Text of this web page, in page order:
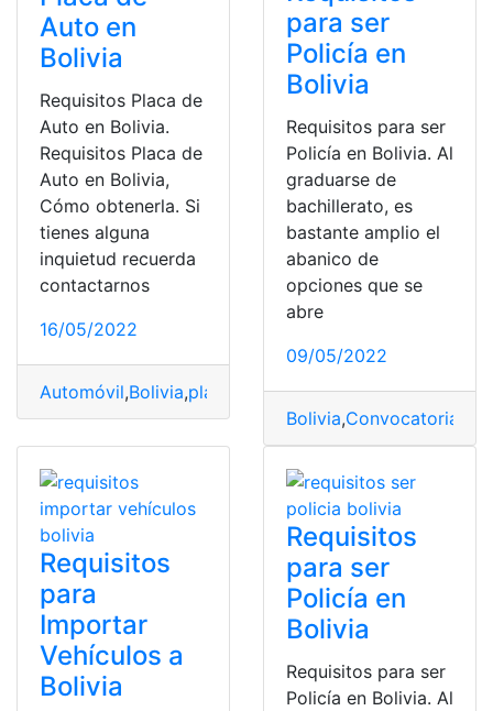
Auto en
Bolivia
Requisitos Placa de
Auto en Bolivia.
Requisitos Placa de
Auto en Bolivia,
Cómo obtenerla. Si
tienes alguna
inquietud recuerda
contactarnos
16/05/2022
Automóvil,Bolivia,placa de auto,Requisitos,Vehículo
para ser
Policía en
Bolivia
Requisitos para ser
Policía en Bolivia. Al
graduarse de
bachillerato, es
bastante amplio el
abanico de
opciones que se
abre
09/05/2022
Bolivia,Convocatorias
Requisitos
para
Importar
Vehículos a
Bolivia
Requisitos
para ser
Policía en
Bolivia
Requisitos para ser
Policía en Bolivia. Al